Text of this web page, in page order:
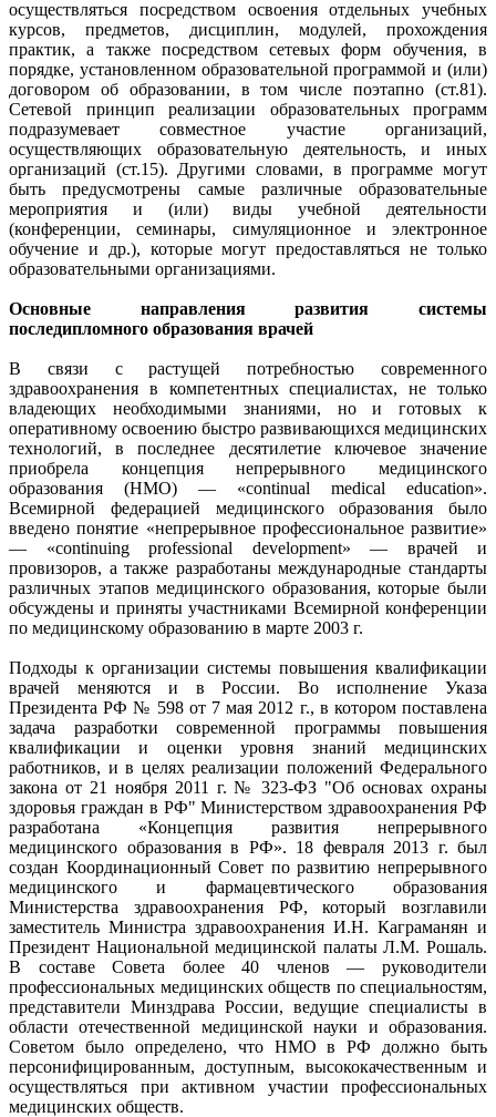
осуществляться посредством освоения отдельных учебных
курсов, предметов, дисциплин, модулей, прохождения
практик, а также посредством сетевых форм обучения, в
порядке, установленном образовательной программой и (или)
договором об образовании, в том числе поэтапно (ст.81).
Сетевой принцип реализации образовательных программ
подразумевает совместное участие организаций,
осуществляющих образовательную деятельность, и иных
организаций (ст.15). Другими словами, в программе могут
быть предусмотрены самые различные образовательные
мероприятия и (или) виды учебной деятельности
(конференции, семинары, симуляционное и электронное
обучение и др.), которые могут предоставляться не только
образовательными организациями.
Основные направления развития системы
последипломного образования врачей
В связи с растущей потребностью современного
здравоохранения в компетентных специалистах, не только
владеющих необходимыми знаниями, но и готовых к
оперативному освоению быстро развивающихся медицинских
технологий, в последнее десятилетие ключевое значение
приобрела концепция непрерывного медицинского
образования (НМО) — «continual medical education».
Всемирной федерацией медицинского образования было
введено понятие «непрерывное профессиональное развитие»
— «continuing professional development» — врачей и
провизоров, а также разработаны международные стандарты
различных этапов медицинского образования, которые были
обсуждены и приняты участниками Всемирной конференции
по медицинскому образованию в марте 2003 г.
Подходы к организации системы повышения квалификации
врачей меняются и в России. Во исполнение Указа
Президента РФ № 598 от 7 мая 2012 г., в котором поставлена
задача разработки современной программы повышения
квалификации и оценки уровня знаний медицинских
работников, и в целях реализации положений Федерального
закона от 21 ноября 2011 г. № 323-ФЗ "Об основах охраны
здоровья граждан в РФ" Министерством здравоохранения РФ
разработана «Концепция развития непрерывного
медицинского образования в РФ». 18 февраля 2013 г. был
создан Координационный Совет по развитию непрерывного
медицинского и фармацевтического образования
Министерства здравоохранения РФ, который возглавили
заместитель Министра здравоохранения И.Н. Каграманян и
Президент Национальной медицинской палаты Л.М. Рошаль.
В составе Совета более 40 членов — руководители
профессиональных медицинских обществ по специальностям,
представители Минздрава России, ведущие специалисты в
области отечественной медицинской науки и образования.
Советом было определено, что НМО в РФ должно быть
персонифицированным, доступным, высококачественным и
осуществляться при активном участии профессиональных
медицинских обществ.